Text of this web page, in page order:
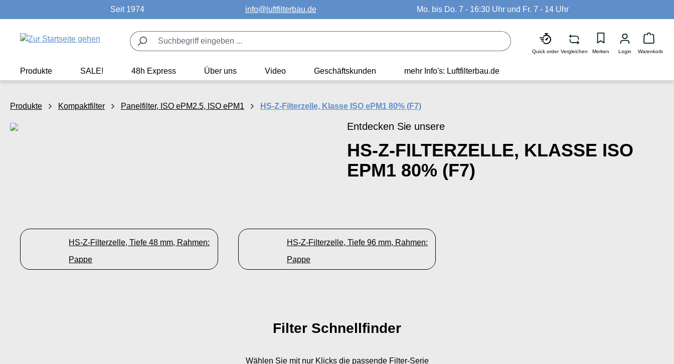
Zur Hauptnavigation springenSeit 1974 info@luftfilterbau.de Mo. bis Do. 7 - 16:30 Uhr und Fr. 7 - 14 Uhr
Quick order Vergleichen Merken Login Warenkorb
Produkte SALE! 48h Express Über uns Video Geschäftskunden mehr Info's: Luftfilterbau.de
Produkte Kompaktfilter Panelfilter, ISO ePM2.5, ISO ePM1 HS-Z-Filterzelle, Klasse ISO ePM1 80% (F7)
Entdecken Sie unsere
HS-Z-FILTERZELLE, KLASSE ISO
EPM1 80% (F7)
HS-Z-Filterzelle, Tiefe 48 mm, Rahmen:
Pappe
HS-Z-Filterzelle, Tiefe 96 mm, Rahmen:
Pappe
Filter Schnellfinder
Wählen Sie mit nur Klicks die passende Filter-Serie